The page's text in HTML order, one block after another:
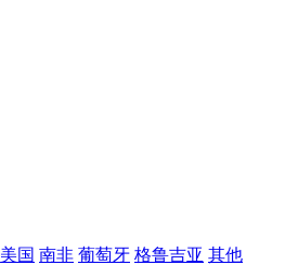
美国 南非 葡萄牙 格鲁吉亚 其他